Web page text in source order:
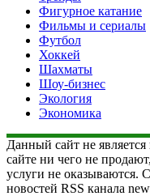
Фигурное катание
Фильмы и сериалы
Футбол
Хоккей
Шахматы
Шоу-бизнес
Экология
Экономика
Данный сайт не
сайте ни чего не
услуги не оказываются.
новостей RSS канала